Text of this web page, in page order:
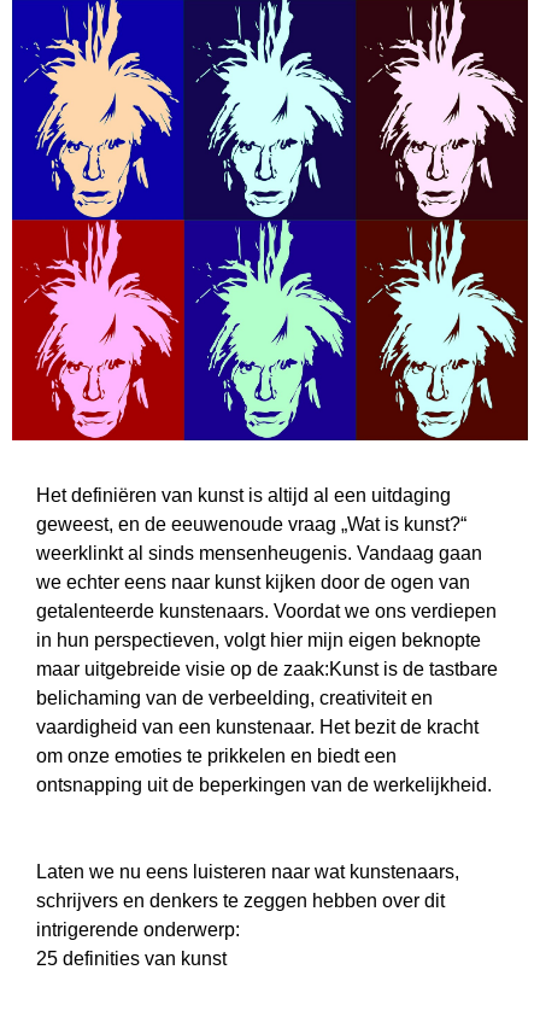
Het definiëren van kunst is altijd al een uitdaging
geweest, en de eeuwenoude vraag „Wat is kunst?“
weerklinkt al sinds mensenheugenis. Vandaag gaan
we echter eens naar kunst kijken door de ogen van
getalenteerde kunstenaars. Voordat we ons verdiepen
in hun perspectieven, volgt hier mijn eigen beknopte
maar uitgebreide visie op de zaak:Kunst is de tastbare
belichaming van de verbeelding, creativiteit en
vaardigheid van een kunstenaar. Het bezit de kracht
om onze emoties te prikkelen en biedt een
ontsnapping uit de beperkingen van de werkelijkheid.
Laten we nu eens luisteren naar wat kunstenaars,
schrijvers en denkers te zeggen hebben over dit
intrigerende onderwerp:
25 definities van kunst